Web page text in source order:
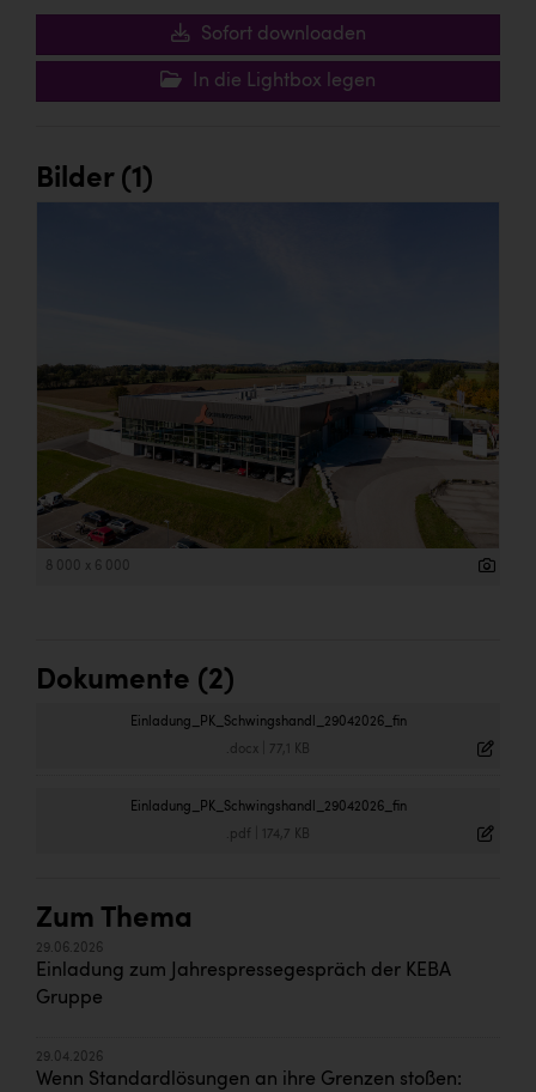
Sofort downloaden
In die Lightbox legen
Bilder (1)
8 000 x 6 000
Dokumente (2)
Einladung_PK_Schwingshandl_29042026_fin
.docx 77,1 KB
Einladung_PK_Schwingshandl_29042026_fin
.pdf 174,7 KB
Zum Thema
29.06.2026
Einladung zum Jahrespressegespräch der KEBA
Gruppe
29.04.2026
Wenn Standardlösungen an ihre Grenzen stoßen: